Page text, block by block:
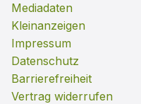
Mediadaten
Kleinanzeigen
Impressum
Datenschutz
Barrierefreiheit
Vertrag widerrufen